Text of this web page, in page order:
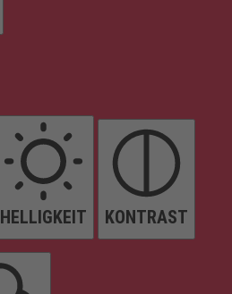
HELLIGKEIT KONTRAST